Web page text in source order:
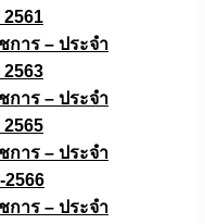
การ – ประจำ
การ – ประจำ
การ – ประจำ
การ – ประจำ